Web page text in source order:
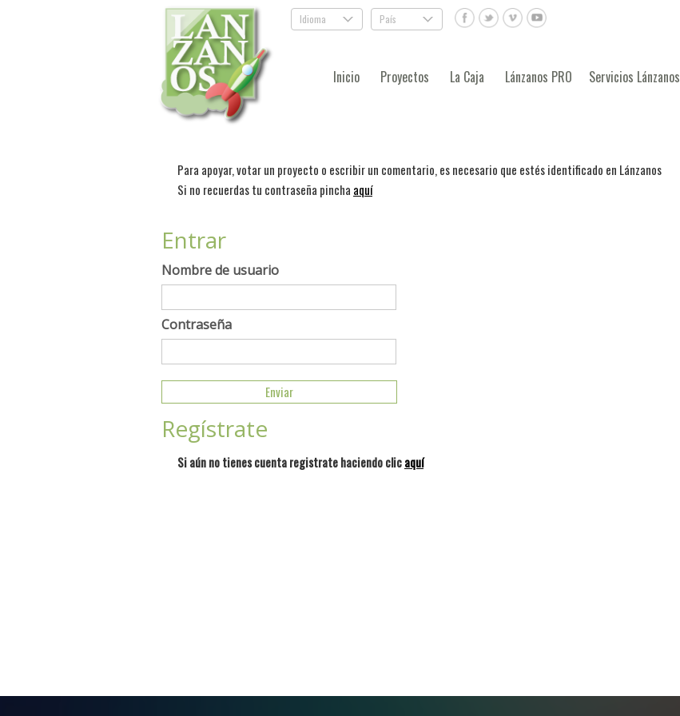
Idioma . País .
Inicio Proyectos La Caja Lánzanos PRO Servicios Lánzanos
Para apoyar, votar un proyecto o escribir un comentario, es necesario que estés identificado en Lánzanos
Si no recuerdas tu contraseña pincha aquí
Entrar
Nombre de usuario
Contraseña
Regístrate
Si aún no tienes cuenta registrate haciendo clicaquí